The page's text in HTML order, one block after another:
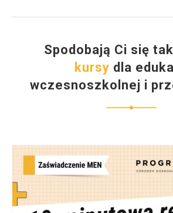
Spodobają Ci się
kursy dla
wczesnoszkolnej i